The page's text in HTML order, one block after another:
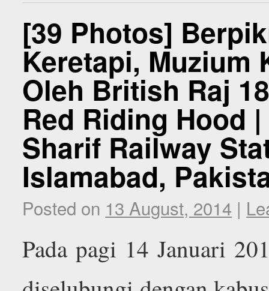
[39 Photos]
Keretapi, Muzium
Oleh British Raj
Red Riding Hood
Sharif Railway
Islamabad,
Posted on 13 August, 2014 |
Pada pagi 14 Januari